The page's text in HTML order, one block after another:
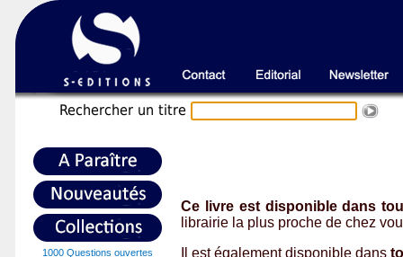
Rechercher un titre
1000 Questions ouvertes
Ce livre est disponible dans
librairie la plus proche de chez
Il est également disponible dans